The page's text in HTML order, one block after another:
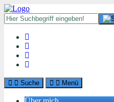
Suche Menü